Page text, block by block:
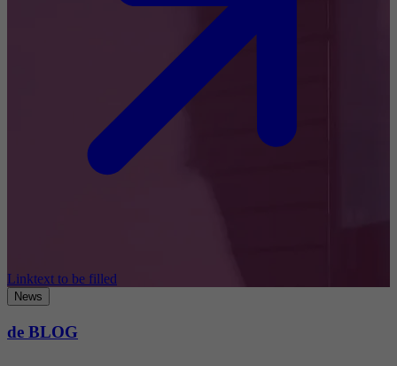
Linktext to be filled
News
de BLOG